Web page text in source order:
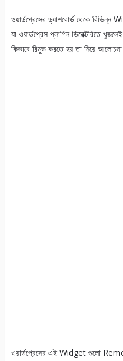
ওয়ার্ডপ্রেসের ড্যাশবোর্ড থেকে
যা ওয়ার্ডপ্রেস প্লাগিন ডিরেক্টরিতে
কিভাবে রিমুভ করতে হয় তা নিয়ে
ওয়ার্ডপ্রেসের এই Widget গুলো